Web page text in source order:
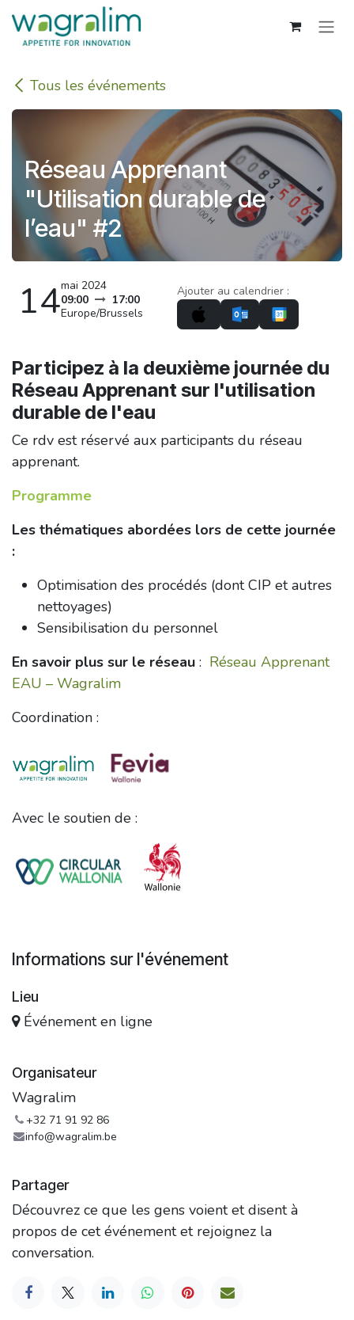
Se rendre au contenu
Tous les événements
Réseau Apprenant
"Utilisation durable de
l’eau" #2
14mai 2024
09:00
17:00
Europe/Brussels
Ajouter au calendrier :
Participez à la deuxième journée du
Réseau Apprenant sur l'utilisation
durable de l'eau
Ce rdv est réservé aux participants du réseau
apprenant.
Programme
Les thématiques abordées lors de cette journée
:
Optimisation des procédés (dont CIP et autres
nettoyages)
Sensibilisation du personnel
En savoir plus sur le réseau : Réseau Apprenant
EAU – Wagralim
Coordination :
Avec le soutien de :
Informations sur l'événement
Lieu
Événement en ligne
Organisateur
Wagralim
+32 71 91 92 86
info@wagralim.be
Partager
Découvrez ce que les gens voient et disent à
propos de cet événement et rejoignez la
conversation.